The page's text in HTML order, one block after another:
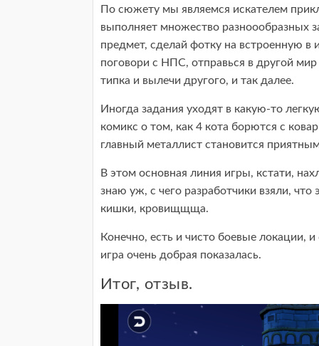
По сюжету мы являемся искателем
выполняет множество разноообразных
предмет, сделай фотку на встроенную в
поговори с НПС, отправься в другой
типка и вылечи другого, и так далее.
Иногда задания уходят в какую-то
комикс о том, как 4 кота борются с
главный металлист становится
В этом основная линия игры, кстати,
знаю уж, с чего разработчики взяли, что
кишки, кровищщща.
Конечно, есть и чисто боевые локации,
игра очень добрая показалась.
Итог, отзыв.